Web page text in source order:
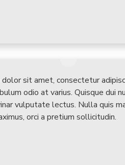
dolor sit amet, consectetur
odio at varius. Quisque dui
vulputate lectus. Nulla quis
orci a pretium sollicitudin.